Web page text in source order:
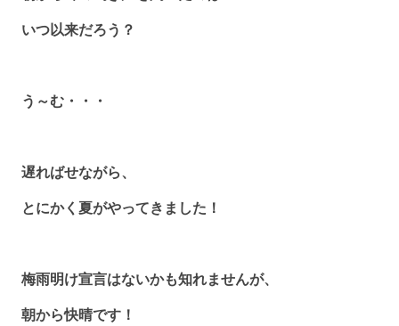
いつ以来だろう？
う～む・・・
遅ればせながら、
とにかく夏がやってきました！
梅雨明け宣言はないかも知れませんが、
朝から快晴です！